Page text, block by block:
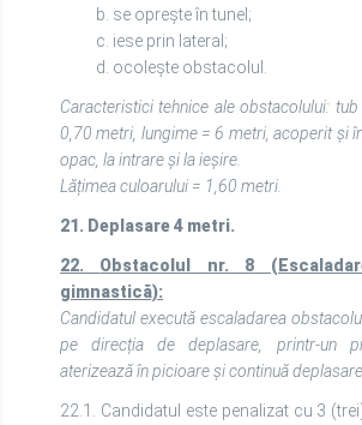
b. se oprește în tunel;
c. iese prin lateral;
d. ocolește obstacolul.
Caracteristici tehnice ale obstacolului:
0,70 metri, lungime = 6 metri, acoperit și
opac, la intrare și la ieșire.
Lățimea culoarului = 1,60 metri.
21. Deplasare 4 metri.
22. Obstacolul nr. 8
gimnastică):
Candidatul execută escaladarea
pe direcția de deplasare, printr-un
aterizează în picioare și continuă
22.1. Candidatul este penalizat cu 3